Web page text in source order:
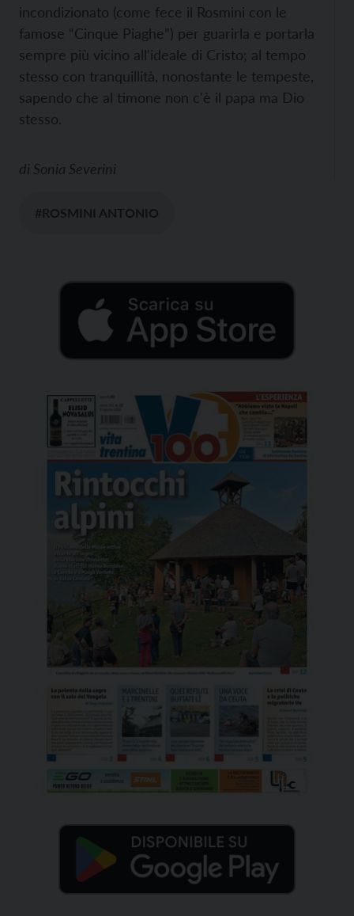
incondizionato (come fece il Rosmini con le
famose “Cinque Piaghe”) per guarirla e portarla
sempre più vicino all'ideale di Cristo; al tempo
stesso con tranquillità, nonostante le tempeste,
sapendo che al timone non c'è il papa ma Dio
stesso.
di Sonia Severini
#ROSMINI ANTONIO